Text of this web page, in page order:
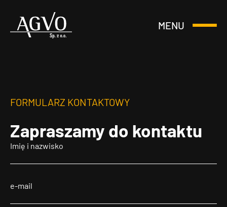
Header
MENU
Otwórz
FORMULARZ KONTAKTOWY
Zapraszamy do kontaktu